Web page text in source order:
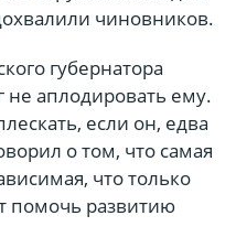
чиновников.
губернатора
не аплодировать ему.
если он, едва
о том, что самая
что только
помочь развитию